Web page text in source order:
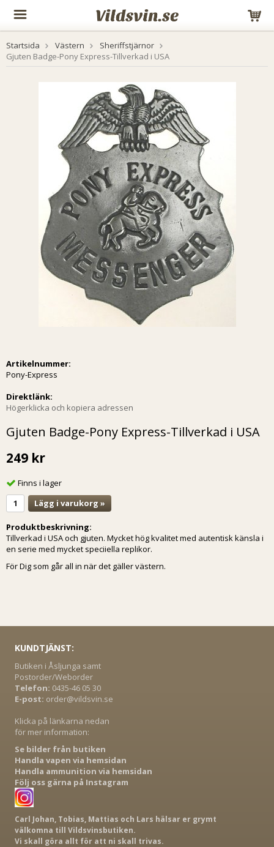
Startsida Västern
Sheriffstjärnor
Gjuten Badge-Pony Express-Tillverkad i USA
Artikelnummer:
Pony-Express
Direktlänk:
Högerklicka och kopiera adressen
Gjuten Badge-Pony Express-Tillverkad i USA
249 kr
Finns i lager
Lägg i varukorg »
Produktbeskrivning:
Tillverkad i USA och gjuten. Mycket hög kvalitet med autentisk känsla i
en serie med mycket speciiella replikor.
För Dig som går all in när det gäller västern.
KUNDTJÄNST:
Butiken i Åsljunga samt
Postorder/Weborder
Telefon: 0435-46 05 30
E-post: order@vildsvin.se
Klicka på länkarna nedan
för mer information:
Se bilder från butiken
Handla vapen via hemsidan
Handla ammunition via hemsidan
Följ oss gärna på Instagram
Carl Johan, Tobias, Mattias och Lars hälsar er grymt
välkomna till Vildsvinsbutiken.
Vi skall göra allt för att ni skall trivas.